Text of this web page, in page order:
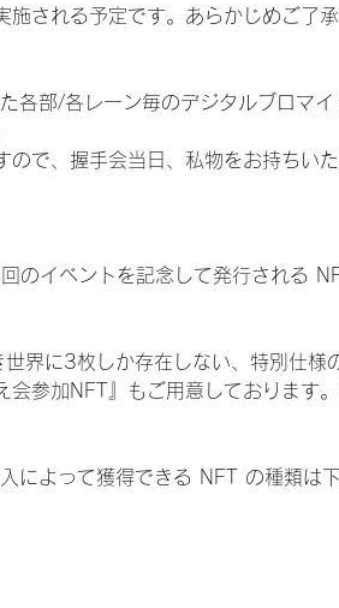
される予定です。あらかじめご了承
各部/各レーン毎のデジタルブロマ
で、握手会当日、私物をお持ちい
のイベントを記念して発行される
界に3枚しか存在しない、特別仕様
会参加NFT』もご用意しております
によって獲得できる NFT の種類は下